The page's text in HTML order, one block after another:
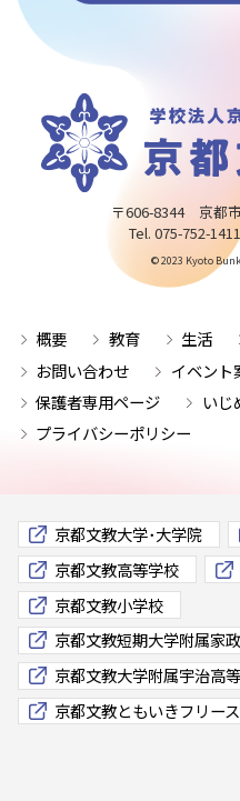
〒606-8344 京都
Tel. 075-752-
© 2023 Kyoto
概要 教育 生活
お問い合わせ
イベント
保護者専用ページ
いじ
プライバシーポリシー
京都文教大学･大学院
京都文教高等学校
京都文教小学校
京都文教短期大学附属家
京都文教大学附属宇治高
京都文教ともいきフリー